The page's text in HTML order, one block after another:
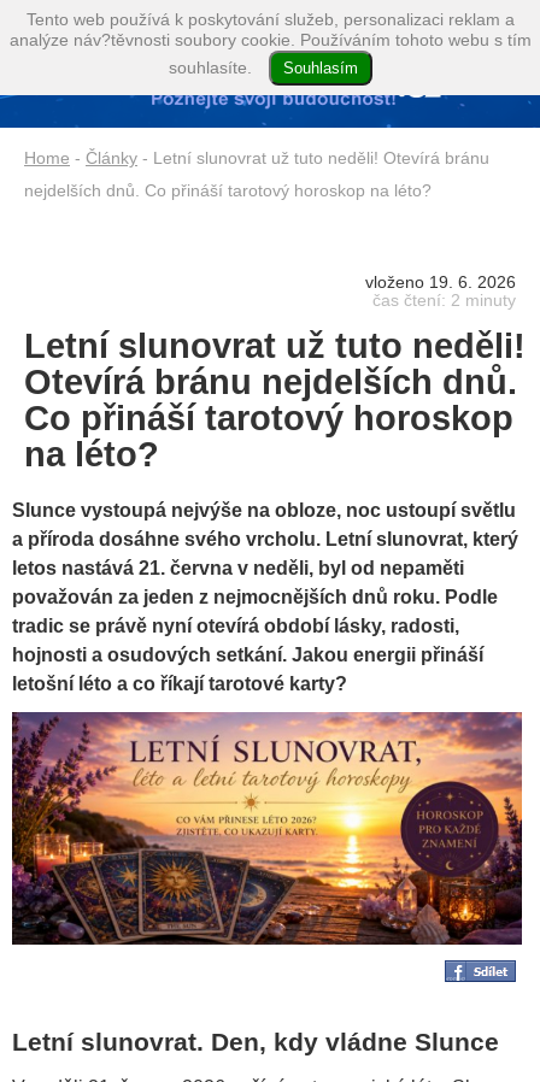
Home - Články - Letní slunovrat už tuto neděli! Otevírá bránu
nejdelších dnů. Co přináší tarotový horoskop na léto?
vloženo 19. 6. 2026
čas čtení: 2 minuty
Letní slunovrat už tuto neděli!
Otevírá bránu nejdelších dnů.
Co přináší tarotový horoskop
na léto?
Slunce vystoupá nejvýše na obloze, noc ustoupí světlu
a příroda dosáhne svého vrcholu. Letní slunovrat, který
letos nastává 21. června v neděli, byl od nepaměti
považován za jeden z nejmocnějších dnů roku. Podle
tradic se právě nyní otevírá období lásky, radosti,
hojnosti a osudových setkání. Jakou energii přináší
letošní léto a co říkají tarotové karty?
Letní slunovrat. Den, kdy vládne Slunce
Tento web používá k poskytování služeb, personalizaci reklam a
analýze náv?těvnosti soubory cookie. Používáním tohoto webu s tím
souhlasíte.